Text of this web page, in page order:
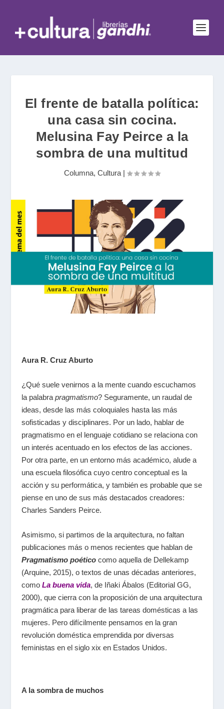
El frente de batalla política:
una casa sin cocina.
Melusina Fay Peirce a la
sombra de una multitud
Columna, Cultura |
Aura R. Cruz Aburto
¿Qué suele venirnos a la mente cuando escuchamos
la palabra pragmatismo? Seguramente, un raudal de
ideas, desde las más coloquiales hasta las más
sofisticadas y disciplinares. Por un lado, hablar de
pragmatismo en el lenguaje cotidiano se relaciona con
un interés acentuado en los efectos de las acciones.
Por otra parte, en un entorno más académico, alude a
una escuela filosófica cuyo centro conceptual es la
acción y su performática, y también es probable que se
piense en uno de sus más destacados creadores:
Charles Sanders Peirce.
Asimismo, si partimos de la arquitectura, no faltan
publicaciones más o menos recientes que hablan de
Pragmatismo poético como aquella de Dellekamp
(Arquine, 2015), o textos de unas décadas anteriores,
como La buena vida, de Iñaki Ábalos (Editorial GG,
2000), que cierra con la proposición de una arquitectura
pragmática para liberar de las tareas domésticas a las
mujeres. Pero difícilmente pensamos en la gran
revolución doméstica emprendida por diversas
feministas en el siglo xix en Estados Unidos.
A la sombra de muchos